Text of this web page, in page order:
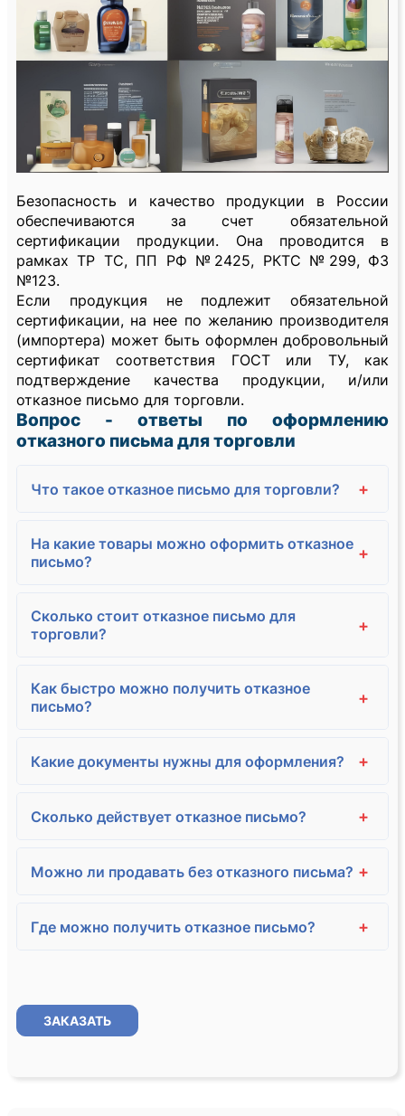
Безопасность и качество продукции в России
обеспечиваются за счет обязательной
сертификации продукции. Она проводится в
рамках ТР ТС, ПП РФ №2425, РКТС №299, ФЗ
№123.
Если продукция не подлежит обязательной
сертификации, на нее по желанию производителя
(импортера) может быть оформлен добровольный
сертификат соответствия ГОСТ или ТУ, как
подтверждение качества продукции, и/или
отказное письмо для торговли.
Вопрос - ответы по оформлению
отказного письма для торговли
Что такое отказное письмо для торговли? +
На какие товары можно оформить отказное
письмо?
+
Сколько стоит отказное письмо для
торговли?
+
Как быстро можно получить отказное
письмо?
+
Какие документы нужны для оформления? +
Сколько действует отказное письмо? +
Можно ли продавать без отказного письма? +
Где можно получить отказное письмо? +
ЗАКАЗАТЬ